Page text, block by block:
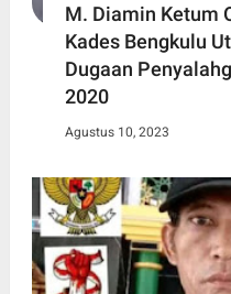
M. Diamin Ketum
Kades Bengkulu
Dugaan
2020
Agustus 10, 2023